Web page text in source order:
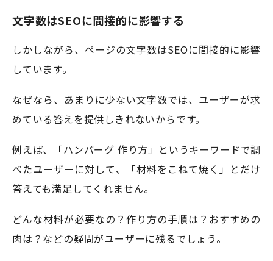
文字数はSEOに間接的に影響する
しかしながら、ページの文字数はSEOに間接的に影響
しています。
なぜなら、あまりに少ない文字数では、ユーザーが求
めている答えを提供しきれないからです。
例えば、「ハンバーグ 作り方」というキーワードで調
べたユーザーに対して、「材料をこねて焼く」とだけ
答えても満足してくれません。
どんな材料が必要なの？作り方の手順は？おすすめの
肉は？などの疑問がユーザーに残るでしょう。